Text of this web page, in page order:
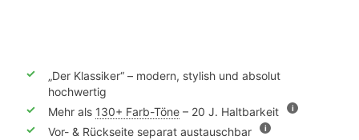
✓
„Der Klassiker“ – modern, stylish und absolut
hochwertig
✓
Mehr als 130+ Farb-Töne – 20 J. Haltbarkeit i
✓ Vor- & Rückseite separat austauschbar i